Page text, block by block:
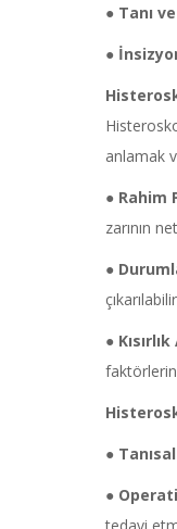
● Tanı
●
anlamak
● Rahim
zarının
●
●
● Tanısal
●